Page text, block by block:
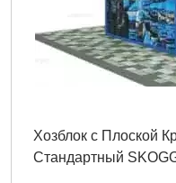
Хозблок с Плоской
Стандартный